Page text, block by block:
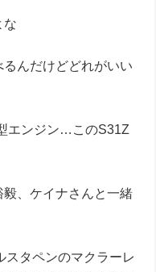
な
るんだけどどれがいい
エンジン…このS31Z
、ケイナさんと一緒
スタペンのマクラーレ